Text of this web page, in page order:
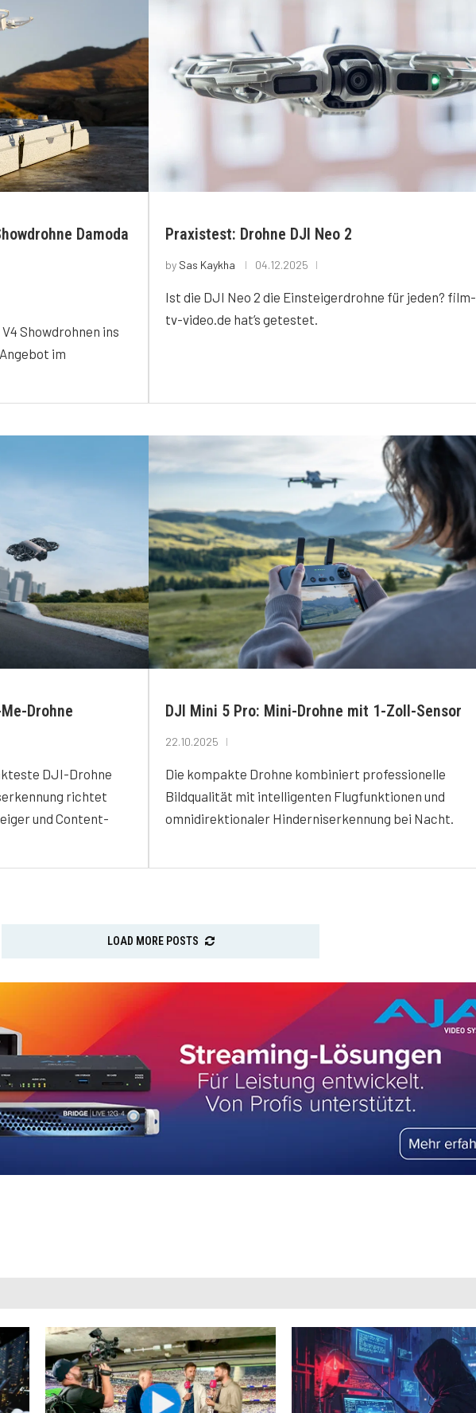
Damoda
Showdrohnen ins
im
Praxistest: Drohne DJI Neo 2
by Sas Kaykha 04.12.2025
Ist die DJI Neo 2 die Einsteigerdrohne für jeden? film-
tv-video.de hat’s getestet.
Drohne
DJI-Drohne
richtet
und Content-
DJI Mini 5 Pro: Mini-Drohne mit 1-Zoll-Sensor
22.10.2025
Die kompakte Drohne kombiniert professionelle
Bildqualität mit intelligenten Flugfunktionen und
omnidirektionaler Hinderniserkennung bei Nacht.
LOAD MORE POSTS